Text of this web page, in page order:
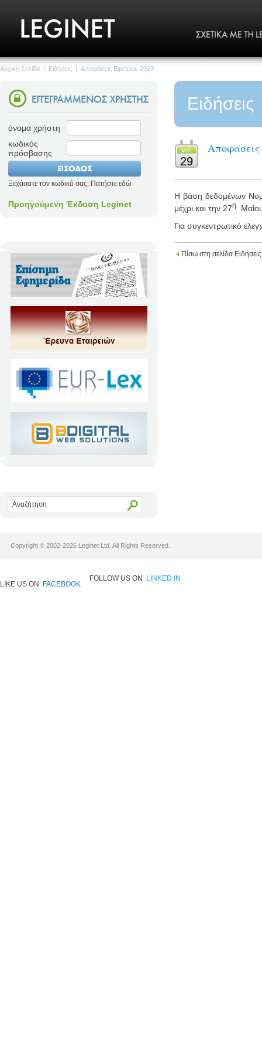
Αρχική Σελίδα | Ειδήσεις | Αποφάσεις Εφετείου 2023
όνομα χρήστη
κωδικός
πρόσβασης
Ξεχάσατε τον κωδικό σας; Πατήστε εδώ
Προηγούμενη Έκδοση Leginet
Ειδήσεις
MΑΙ
29
Αποφάσεις
Η βάση δεδομένων
μέχρι και την 27η
Για συγκεντρωτικό
Πίσω στη σελίδα Ειδήσεις
Copyright © 2002-2026 Leginet Ltd. All Rights Reserved.
LIKE US ON FACEBOOK
FOLLOW US ON LINKED IN